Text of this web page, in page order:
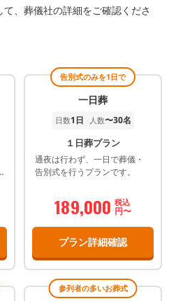
、葬儀社の詳細をご確認くださ
告別式のみを1日で
一日葬
日数1日 人数〜30名
１日葬プラン
通夜は行わず、一日で葬儀・
告別式を行うプランです。
189,000 税込
円〜
プラン詳細確認
参列者の多いお葬式